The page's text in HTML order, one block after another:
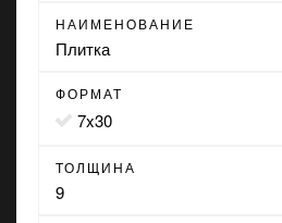
НАИМЕНОВАНИЕ
Плитка
ФОРМАТ
7x30
ТОЛЩИНА
9